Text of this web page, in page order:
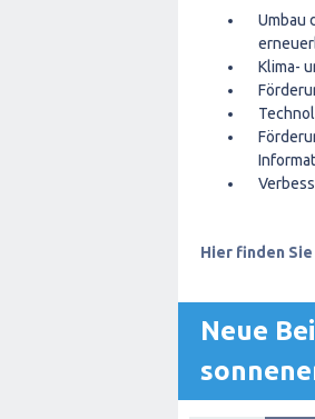
Umbau
Klima-
Hier finden
Neue